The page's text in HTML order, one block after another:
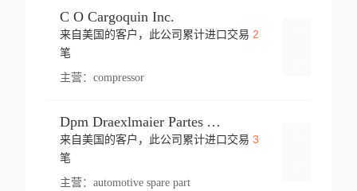
C O Cargoquin Inc.
来自美国的客户，此公司累计进口交易 2
笔
主营： compressor
Dpm Draexlmaier Partes Automotrices Corr Ind Huejotzingo
来自美国的客户，此公司累计进口交易 3
笔
主营： automotive spare part